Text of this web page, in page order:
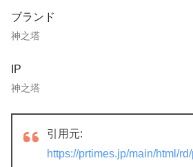
ブランド
神之塔
IP
神之塔
引用元:
https://prtimes.jp/main/html/